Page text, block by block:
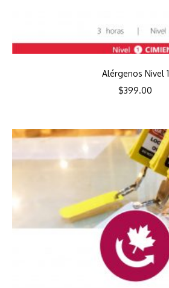
Alérgenos Nivel 1
$399.00